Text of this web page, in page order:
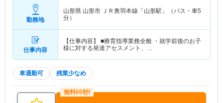
勤務地
山形県 山形市 ＪＲ奥羽本線「山形駅」（バス・車5
分）
仕事内容
【仕事内容】 ■療育指導業務全般 ・就学前後のお子
様に対する発達アセスメント、…
車通勤可 残業少なめ